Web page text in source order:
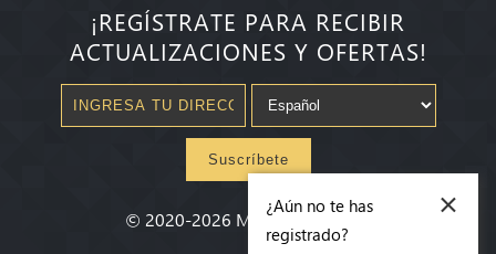
¡REGÍSTRATE PARA RECIBIR
ACTUALIZACIONES Y OFERTAS!
Suscríbete
© 2020-2026 Millenium State® ×
¿Aún no te has
registrado?